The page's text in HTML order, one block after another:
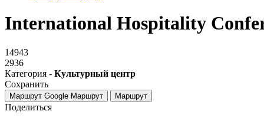
International Hospitality
14943
2936
Категория - Культурный центр
Сохранить
Маршрут Google Маршрут Маршрут
Поделиться